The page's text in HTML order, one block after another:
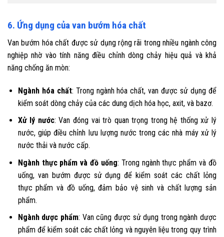
6. Ứng dụng của van bướm hóa chất
Van bướm hóa chất được sử dụng rộng rãi trong nhiều ngành công
nghiệp nhờ vào tính năng điều chỉnh dòng chảy hiệu quả và khả
năng chống ăn mòn:
Ngành hóa chất: Trong ngành hóa chất, van được sử dụng để
kiểm soát dòng chảy của các dung dịch hóa học, axit, và bazơ.
Xử lý nước: Van đóng vai trò quan trọng trong hệ thống xử lý
nước, giúp điều chỉnh lưu lượng nước trong các nhà máy xử lý
nước thải và nước cấp.
Ngành thực phẩm và đồ uống: Trong ngành thực phẩm và đồ
uống, van bướm được sử dụng để kiểm soát các chất lỏng
thực phẩm và đồ uống, đảm bảo vệ sinh và chất lượng sản
phẩm.
Ngành dược phẩm: Van cũng được sử dụng trong ngành dược
phẩm để kiểm soát các chất lỏng và nguyên liệu trong quy trình